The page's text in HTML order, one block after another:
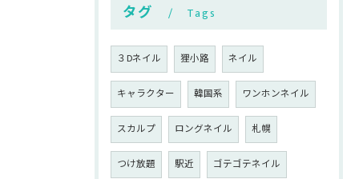
タグ Tags
３Dネイル 狸小路 ネイル
キャラクター 韓国系 ワンホンネイル
スカルプ ロングネイル 札幌
つけ放題 駅近 ゴテゴテネイル